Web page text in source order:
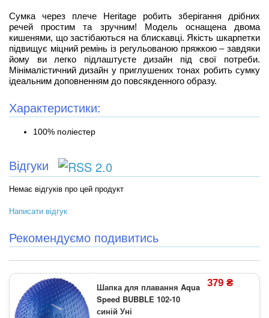
Сумка через плече Heritage робить зберігання дрібних
речей простим та зручним! Модель оснащена двома
кишенями, що застібаються на блискавці. Якість шкарпетки
підвищує міцний ремінь із регульованою пряжкою – завдяки
йому ви легко підлаштуєте дизайн під свої потреби.
Мінімалістичний дизайн у приглушених тонах робить сумку
ідеальним доповненням до повсякденного образу.
Характеристики:
100% полiестер
Відгуки
Немає відгуків про цей продукт
Написати відгук
Рекомендуємо подивитись
Шапка для плавання Aqua
Speed BUBBLE 102-10
синій Уні
379 ₴